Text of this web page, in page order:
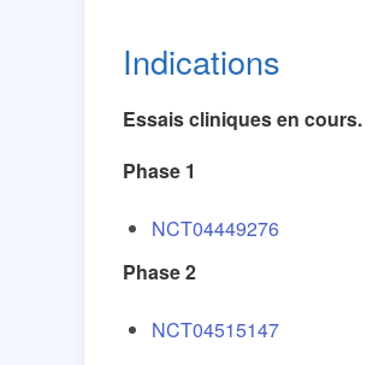
Indications
Essais cliniques en cours.
Phase 1
NCT04449276
Phase 2
NCT04515147